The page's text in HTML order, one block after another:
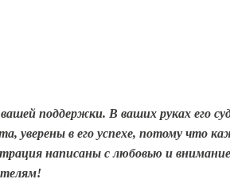
поддержки. В ваших руках его
уверены в его успехе, потому что
написаны с любовью и